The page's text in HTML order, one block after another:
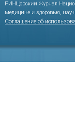
РИНЦовский Журнал
медицине и здоровью,
Соглашение об